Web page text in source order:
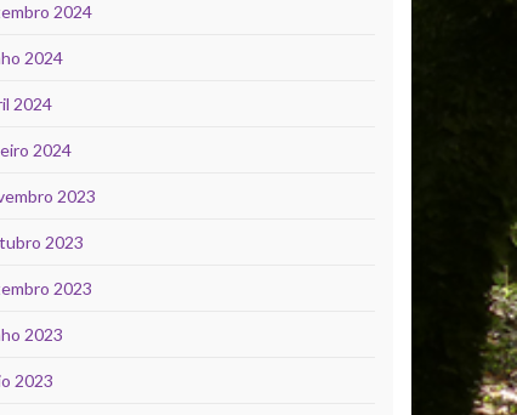
2024
2024
2024
2024
2023
2023
2023
2023
2023